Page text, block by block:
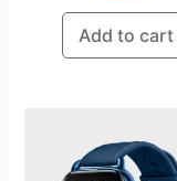
Add to cart